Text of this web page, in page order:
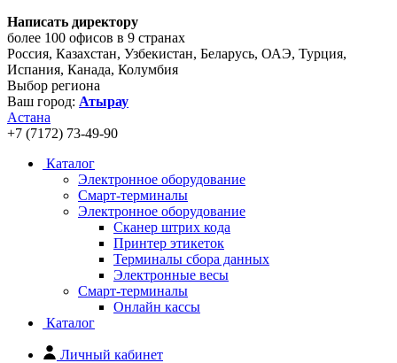
Написать директору
более 100 офисов в 9 странах
Россия, Казахстан, Узбекистан, Беларусь, ОАЭ, Турция,
Испания, Канада, Колумбия
Выбор региона
Ваш город: Атырау
Астана
+7 (7172) 73-49-90
Каталог
Электронное оборудование
Смарт-терминалы
Электронное оборудование
Сканер штрих кода
Принтер этикеток
Терминалы сбора данных
Электронные весы
Смарт-терминалы
Онлайн кассы
Каталог
Личный кабинет